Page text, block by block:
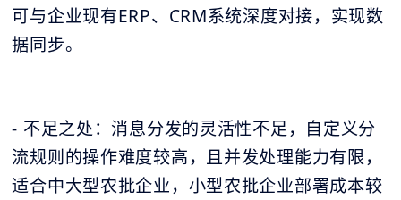
可与企业现有ERP、CRM系统深度对接，实现数
据同步。
- 不足之处：消息分发的灵活性不足，自定义分
流规则的操作难度较高，且并发处理能力有限，
适合中大型农批企业，小型农批企业部署成本较